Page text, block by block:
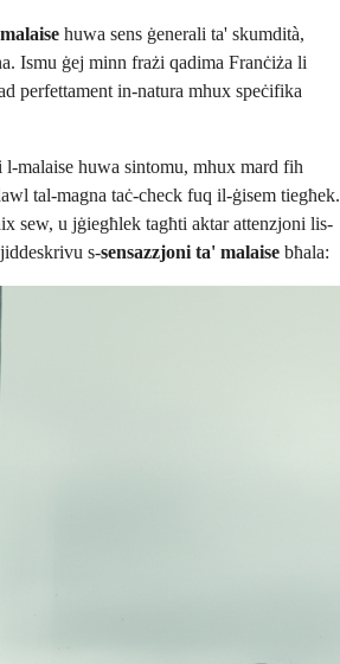
malaise huwa sens ġenerali ta' skumdità,
Ismu ġej minn frażi qadima Franċiża li
perfettament in-natura mhux speċifika
malaise huwa sintomu, mhux mard fih
tal-magna taċ-check fuq il-ġisem tiegħek.
sew, u jġiegħlek tagħti aktar attenzjoni lis-
s-sensazzjoni ta' malaise bħala: